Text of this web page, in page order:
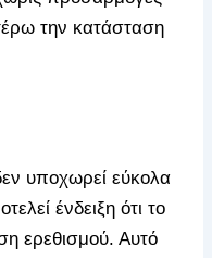
την κατάσταση
υποχωρεί εύκολα
ένδειξη ότι το
ερεθισμού. Αυτό